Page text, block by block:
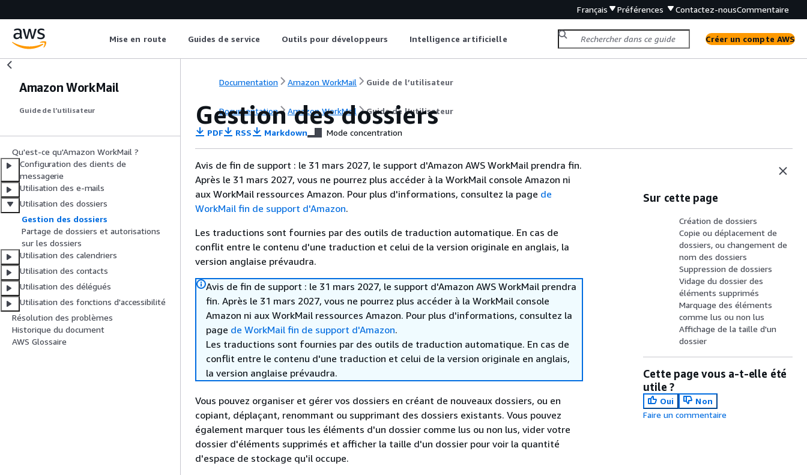
Français Préférences Contactez-nousCommentaire
Mise en route Guides de service Outils pour développeurs Intelligence artificielle Créer un compte AWS
Amazon WorkMail
Guide de l’utilisateur
Qu'est-ce qu'Amazon WorkMail ?
Configuration des clients de
messagerie
Utilisation des e-mails
Utilisation des dossiers
Gestion des dossiers
Partage de dossiers et autorisations
sur les dossiers
Utilisation des calendriers
Utilisation des contacts
Utilisation des délégués
Utilisation des fonctions d'accessibilité
Résolution des problèmes
Historique du document
AWS Glossaire
Documentation Amazon WorkMail Guide de l’utilisateur
Documentation Amazon WorkMail Guide de l’utilisateur
Gestion des dossiers
PDF RSS Markdown Mode concentration
Avis de fin de support : le 31 mars 2027, le support d'Amazon AWS WorkMail prendra fin.
Après le 31 mars 2027, vous ne pourrez plus accéder à la WorkMail console Amazon ni
aux WorkMail ressources Amazon. Pour plus d'informations, consultez la page de
WorkMail fin de support d'Amazon.
Les traductions sont fournies par des outils de traduction automatique. En cas de
conflit entre le contenu d'une traduction et celui de la version originale en anglais, la
version anglaise prévaudra.
Avis de fin de support : le 31 mars 2027, le support d'Amazon AWS WorkMail prendra
fin. Après le 31 mars 2027, vous ne pourrez plus accéder à la WorkMail console
Amazon ni aux WorkMail ressources Amazon. Pour plus d'informations, consultez la
page de WorkMail fin de support d'Amazon.
Les traductions sont fournies par des outils de traduction automatique. En cas de
conflit entre le contenu d'une traduction et celui de la version originale en anglais,
la version anglaise prévaudra.
Vous pouvez organiser et gérer vos dossiers en créant de nouveaux dossiers, ou en
copiant, déplaçant, renommant ou supprimant des dossiers existants. Vous pouvez
également marquer tous les éléments d'un dossier comme lus ou non lus, vider votre
dossier d'éléments supprimés et afficher la taille d'un dossier pour voir la quantité
d'espace de stockage qu'il occupe.
Sur cette page
Création de dossiers
Copie ou déplacement de
dossiers, ou changement de
nom des dossiers
Suppression de dossiers
Vidage du dossier des
éléments supprimés
Marquage des éléments
comme lus ou non lus
Affichage de la taille d'un
dossier
Cette page vous a-t-elle été
utile ?
Oui
Non
Faire un commentaire